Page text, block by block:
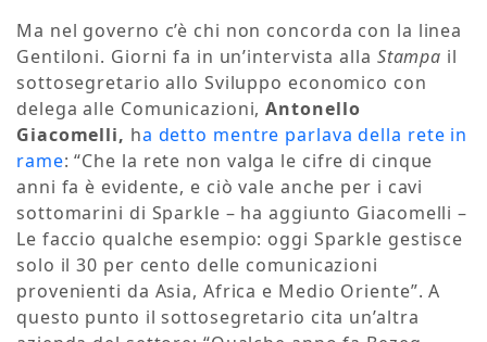
Ma nel governo c’è chi non concorda con la linea
Gentiloni. Giorni fa in un’intervista alla Stampa il
sottosegretario allo Sviluppo economico con
delega alle Comunicazioni,Antonello
Giacomelli, ha detto mentre parlava della rete in
rame: “Che la rete non valga le cifre di cinque
anni fa è evidente, e ciò vale anche per i cavi
sottomarini di Sparkle – ha aggiunto Giacomelli –
Le faccio qualche esempio: oggi Sparkle gestisce
solo il 30 per cento delle comunicazioni
provenienti da Asia, Africa e Medio Oriente”. A
questo punto il sottosegretario cita un’altra